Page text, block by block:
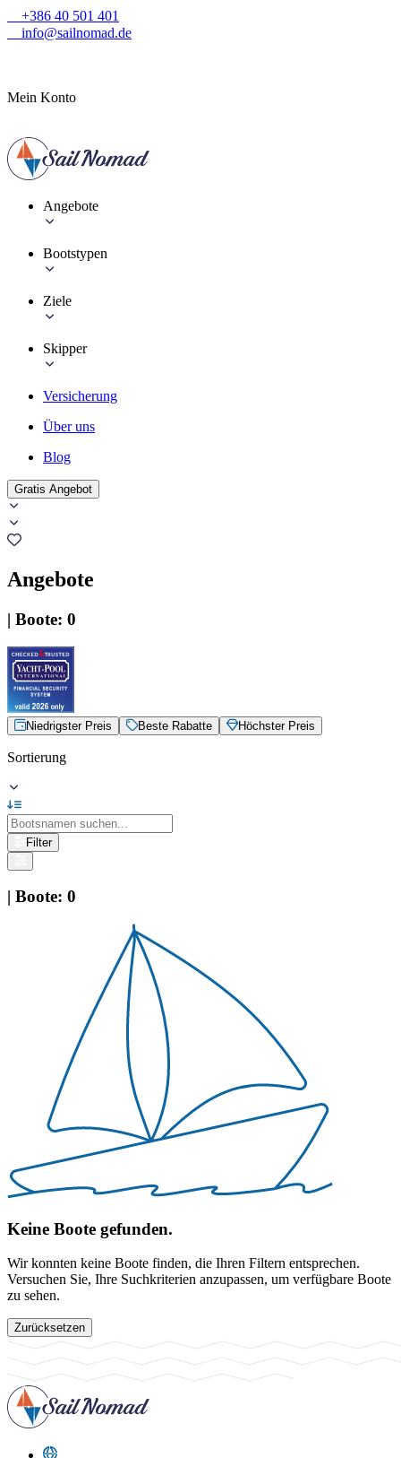
+386 40 501 401
info@sailnomad.de
Mein Konto
Angebote
Bootstypen
Ziele
Skipper
Versicherung
Über uns
Blog
Gratis Angebot
Angebote
| Boote: 0
Niedrigster Preis Beste Rabatte Höchster Preis
Sortierung
Filter
| Boote: 0
Keine Boote gefunden.
Wir konnten keine Boote finden, die Ihren Filtern entsprechen.
Versuchen Sie, Ihre Suchkriterien anzupassen, um verfügbare Boote
zu sehen.
Zurücksetzen